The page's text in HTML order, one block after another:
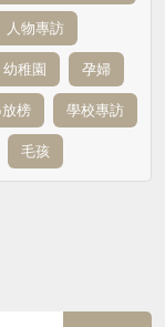
人物專訪
幼稚園 孕婦
放榜 學校專訪
毛孩